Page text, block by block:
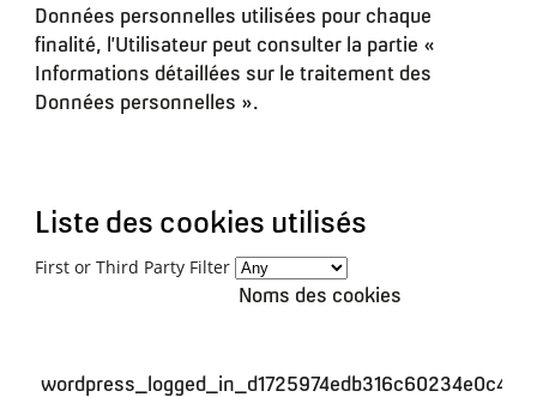
Données personnelles utilisées pour chaque
finalité, l’Utilisateur peut consulter la partie «
Informations détaillées sur le traitement des
Données personnelles ».
Liste des cookies utilisés
First or Third Party Filter
Noms des cookies